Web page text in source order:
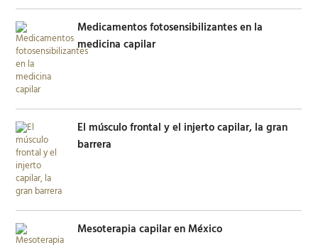
Medicamentos fotosensibilizantes en la
medicina capilar
El músculo frontal y el injerto capilar, la gran
barrera
Mesoterapia capilar en México